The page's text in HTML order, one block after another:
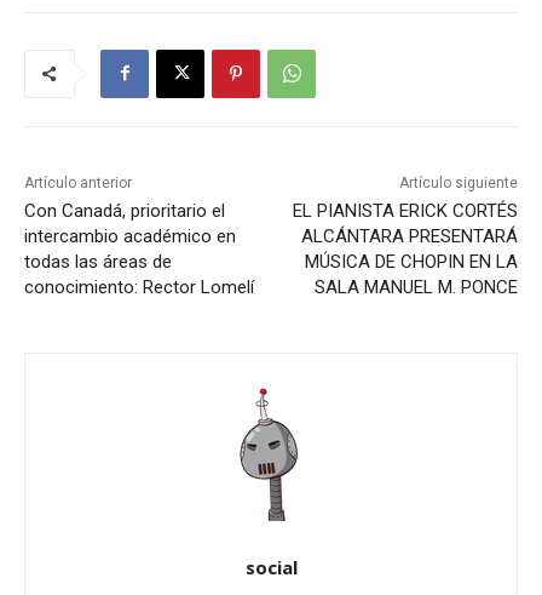
Artículo anterior
Con Canadá, prioritario el
intercambio académico en
todas las áreas de
conocimiento: Rector Lomelí
Artículo siguiente
EL PIANISTA ERICK CORTÉS
ALCÁNTARA PRESENTARÁ
MÚSICA DE CHOPIN EN LA
SALA MANUEL M. PONCE
social